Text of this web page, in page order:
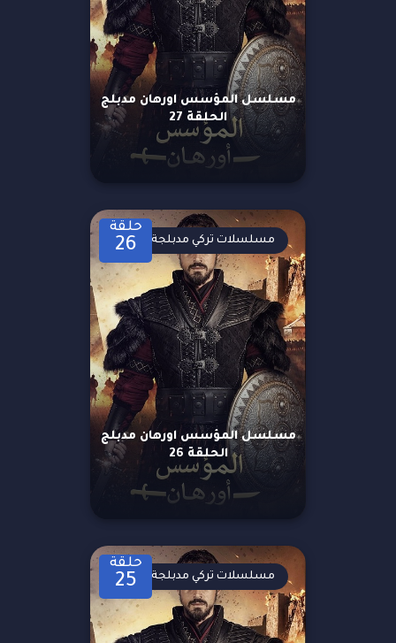
مسلسل المؤسس اورهان مدبلج
الحلقة 27
حلقة
26
مسلسل المؤسس اورهان مدبلج
الحلقة 26
مسلسلات تركي مدبلجة
حلقة
25 مسلسلات تركي مدبلجة